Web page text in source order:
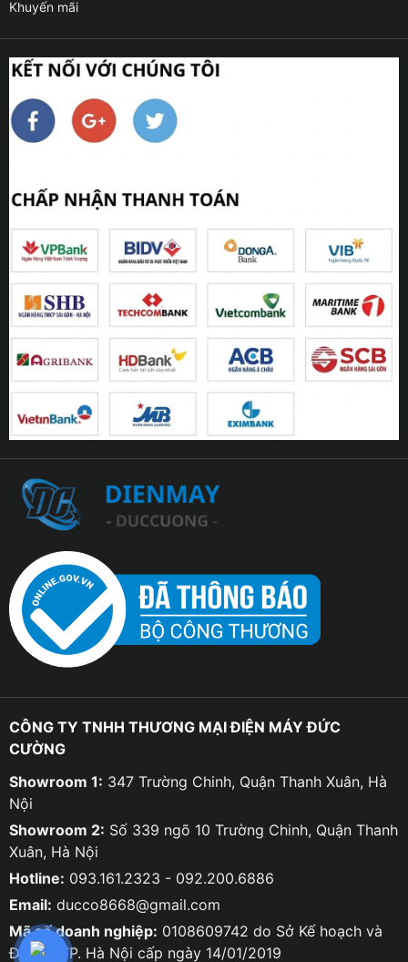
Khuyến mãi
CÔNG TY TNHH THƯƠNG MẠI ĐIỆN MÁY ĐỨC
CƯỜNG
Showroom 1: 347 Trường Chinh, Quận Thanh Xuân, Hà
Nội
Showroom 2: Số 339 ngõ 10 Trường Chinh, Quận Thanh
Xuân, Hà Nội
Hotline: 093.161.2323 - 092.200.6886
Email: ducco8668@gmail.com
Mã số doanh nghiệp: 0108609742 do Sở Kế hoạch và
Đầu tư TP. Hà Nội cấp ngày 14/01/2019